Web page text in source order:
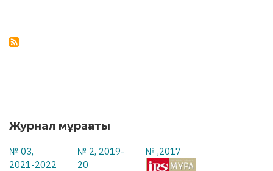
Журнал мұрағаты
№ 03,
2021-2022
№ 2, 2019-
20
№ ,2017